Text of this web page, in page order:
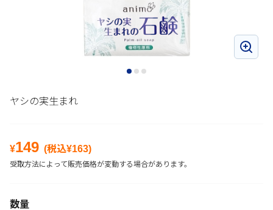
ヤシの実生まれ
¥149 (税込¥163)
受取方法によって販売価格が変動する場合があります。
数量